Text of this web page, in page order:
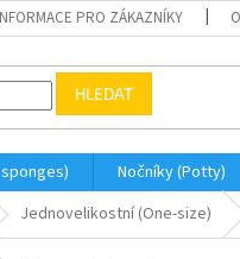
PRO ZÁKAZNÍKY
HLEDAT
Nočníky (Potty)
Jednovelikostní (One-size)